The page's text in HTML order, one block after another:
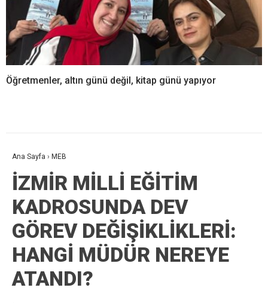
Öğretmenler, altın günü değil, kitap günü yapıyor
Ana Sayfa › MEB
İZMİR MİLLİ EĞİTİM
KADROSUNDA DEV
GÖREV DEĞİŞİKLİKLERİ:
HANGİ MÜDÜR NEREYE
ATANDI?